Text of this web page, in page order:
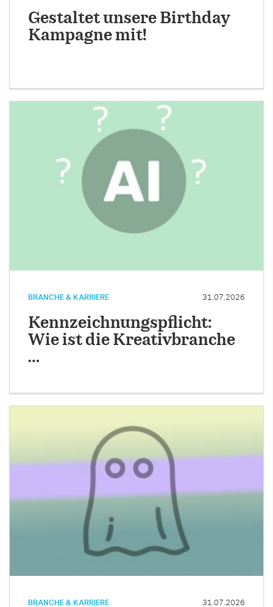
Gestaltet unsere Birthday
Kampagne mit!
BRANCHE & KARRIERE 31.07.2026
Kennzeichnungspflicht:
Wie ist die Kreativbranche
…
BRANCHE & KARRIERE 31.07.2026